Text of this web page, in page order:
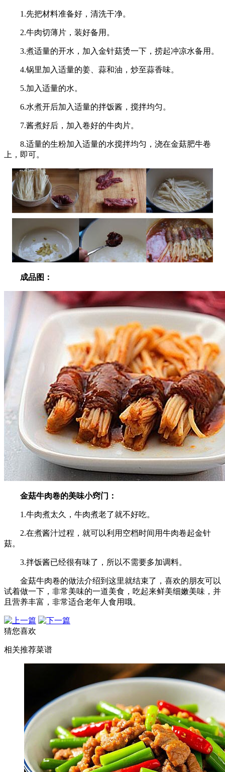
1.先把材料准备好，清洗干净。
2.牛肉切薄片，装好备用。
3.煮适量的开水，加入金针菇烫一下，捞起冲凉水备用。
4.锅里加入适量的姜、蒜和油，炒至蒜香味。
5.加入适量的水。
6.水煮开后加入适量的拌饭酱，搅拌均匀。
7.酱煮好后，加入卷好的牛肉片。
8.适量的生粉加入适量的水搅拌均匀，浇在金菇肥牛卷
上，即可。
成品图：
金菇牛肉卷的美味小窍门：
1.牛肉煮太久，牛肉煮老了就不好吃。
2.在煮酱汁过程，就可以利用空档时间用牛肉卷起金针
菇。
3.拌饭酱已经很有味了，所以不需要多加调料。
金菇牛肉卷的做法介绍到这里就结束了，喜欢的朋友可以
试着做一下，非常美味的一道美食，吃起来鲜美细嫩美味，并
且营养丰富，非常适合老年人食用哦。
猜您喜欢
相关推荐菜谱